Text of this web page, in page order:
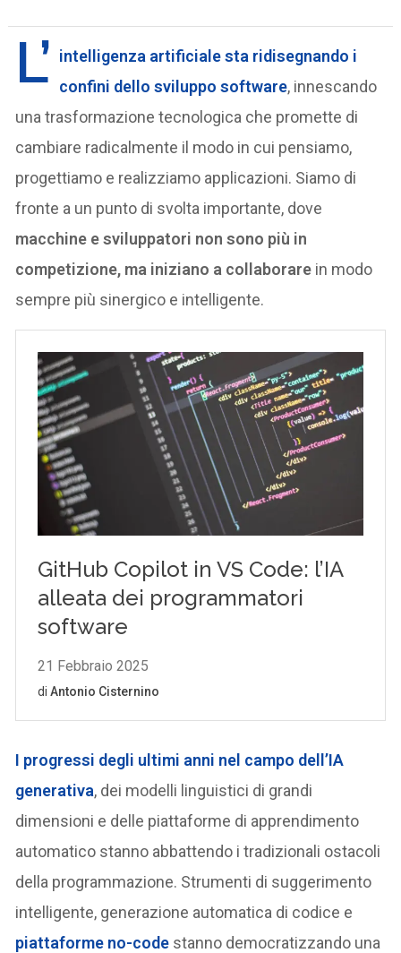
L’ intelligenza artificiale sta ridisegnando i
confini dello sviluppo software, innescando
una trasformazione tecnologica che promette di
cambiare radicalmente il modo in cui pensiamo,
progettiamo e realizziamo applicazioni. Siamo di
fronte a un punto di svolta importante, dove
macchine e sviluppatori non sono più in
competizione, ma iniziano a collaborare in modo
sempre più sinergico e intelligente.
I progressi degli ultimi anni nel campo dell’IA
generativa, dei modelli linguistici di grandi
dimensioni e delle piattaforme di apprendimento
automatico stanno abbattendo i tradizionali ostacoli
della programmazione. Strumenti di suggerimento
intelligente, generazione automatica di codice e
piattaforme no-code stanno democratizzando una